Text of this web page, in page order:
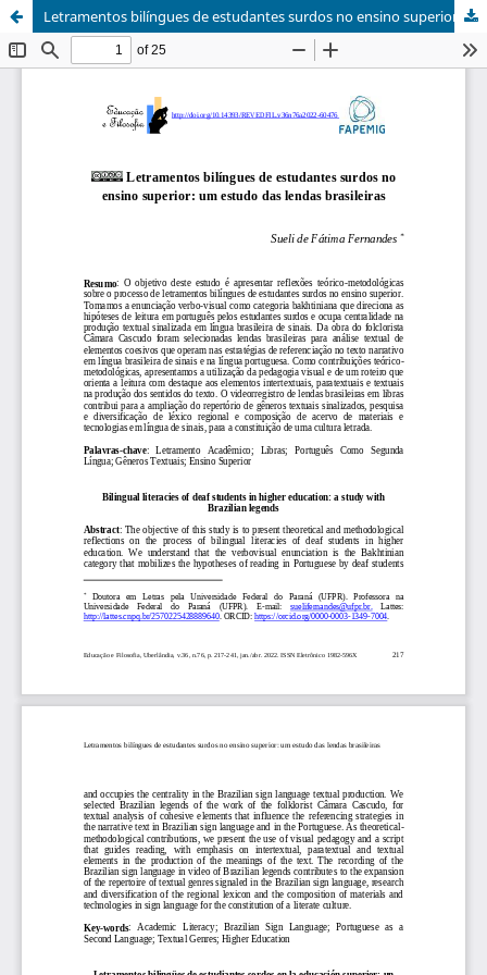
Letramentos bilíngues de estudantes surdos no ensino superior: um estudo das lendas brasileiras